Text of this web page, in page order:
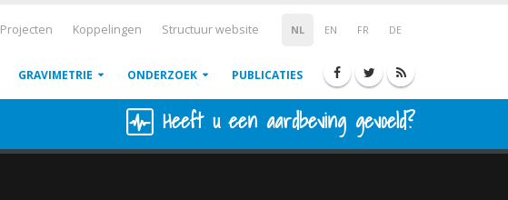
NL EN FR DE
Projecten Koppelingen Structuur website
GRAVIMETRIE ONDERZOEK PUBLICATIES
Heeft u een aardbeving gevoeld?